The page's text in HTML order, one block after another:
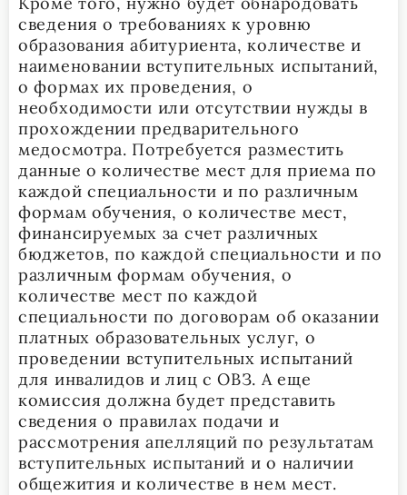
сведения о требованиях к уровню
образования абитуриента, количестве и
наименовании вступительных испытаний,
о формах их проведения, о
необходимости или отсутствии нужды в
прохождении предварительного
медосмотра. Потребуется разместить
данные о количестве мест для приема по
каждой специальности и по различным
формам обучения, о количестве мест,
финансируемых за счет различных
бюджетов, по каждой специальности и по
различным формам обучения, о
количестве мест по каждой
специальности по договорам об оказании
платных образовательных услуг, о
проведении вступительных испытаний
для инвалидов и лиц с ОВЗ. А еще
комиссия должна будет представить
сведения о правилах подачи и
рассмотрения апелляций по результатам
вступительных испытаний и о наличии
общежития и количестве в нем мест.